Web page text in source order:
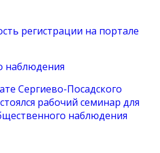
регистрации на портале
наблюдения
Сергиево-Посадского
рабочий семинар для
наблюдения